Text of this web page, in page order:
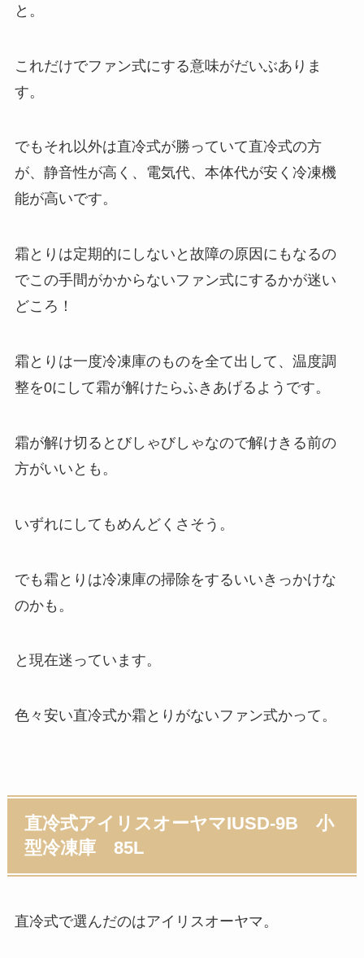
と。
これだけでファン式にする意味がだいぶありま
す。
でもそれ以外は直冷式が勝っていて直冷式の方
が、静音性が高く、電気代、本体代が安く冷凍機
能が高いです。
霜とりは定期的にしないと故障の原因にもなるの
でこの手間がかからないファン式にするかが迷い
どころ ！
霜とりは一度冷凍庫のものを全て出して、温度調
整を0にして霜が解けたらふきあげるようです。
霜が解け切るとびしゃびしゃなので解けきる前の
方がいいとも。
いずれにしてもめんどくさそう。
でも霜とりは冷凍庫の掃除をするいいきっかけな
のかも。
と現在迷っています。
色々安い直冷式か霜とりがないファン式かって。
直冷式アイリスオーヤマIUSD-9B 小
型冷凍庫 85L
直冷式で選んだのはアイリスオーヤマ。